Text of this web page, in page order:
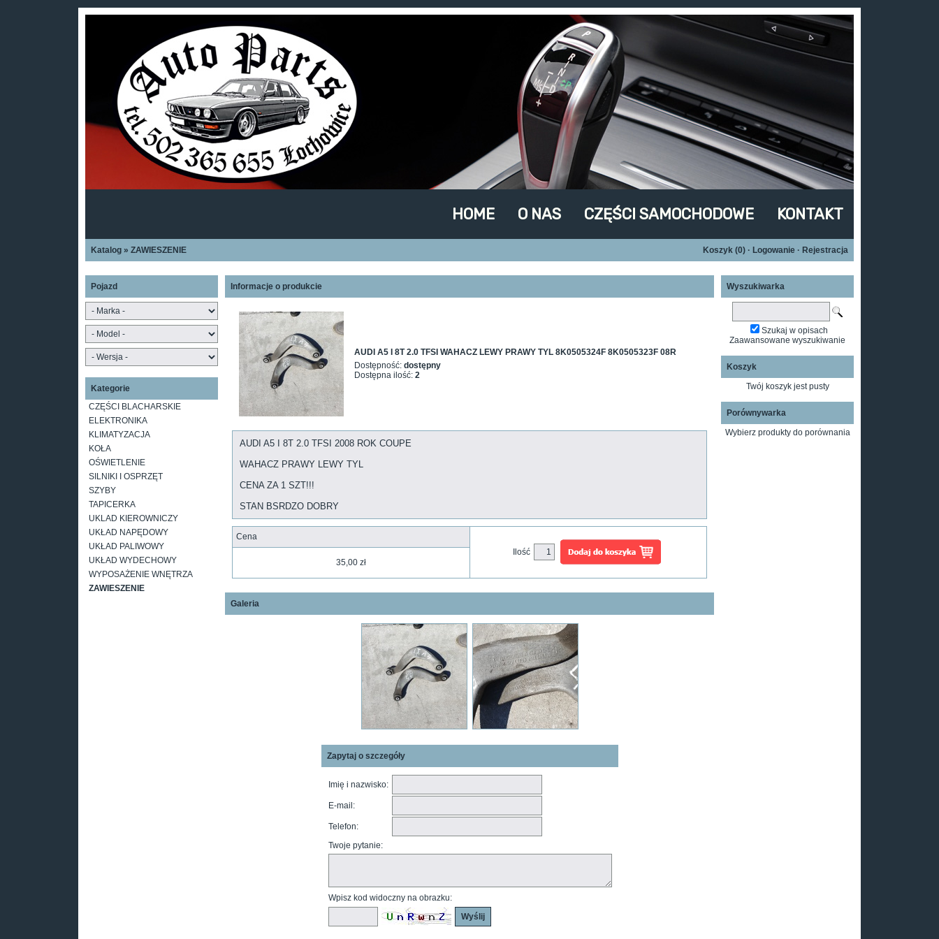
HOME O NAS CZĘŚCI SAMOCHODOWE KONTAKT
Katalog » ZAWIESZENIE Koszyk (0) · Logowanie · Rejestracja
Pojazd
Kategorie
CZĘŚCI BLACHARSKIE
ELEKTRONIKA
KLIMATYZACJA
KOŁA
OŚWIETLENIE
SILNIKI I OSPRZĘT
SZYBY
TAPICERKA
UKLAD KIEROWNICZY
UKŁAD NAPĘDOWY
UKŁAD PALIWOWY
UKŁAD WYDECHOWY
WYPOSAŻENIE WNĘTRZA
ZAWIESZENIE
Informacje o produkcie
AUDI A5 I 8T 2.0 TFSI WAHACZ LEWY PRAWY TYL 8K0505324F 8K0505323F 08R
Dostępność: dostępny
Dostępna ilość: 2
AUDI A5 I 8T 2.0 TFSI 2008 ROK COUPE
WAHACZ PRAWY LEWY TYL
CENA ZA 1 SZT!!!
STAN BSRDZO DOBRY
Cena
Ilość
35,00 zł
Galeria
Zapytaj o szczegóły
Imię i nazwisko:
E-mail:
Telefon:
Twoje pytanie:
Wpisz kod widoczny na obrazku:
Wyszukiwarka
Szukaj w opisach
Zaawansowane wyszukiwanie
Koszyk
Twój koszyk jest pusty
Porównywarka
Wybierz produkty do porównania